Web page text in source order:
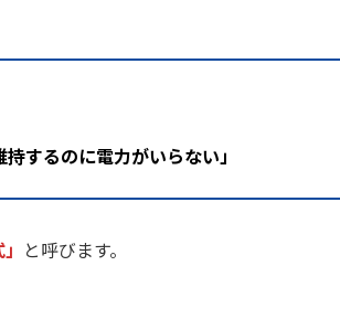
するのに電力がいらない」
と呼びます。